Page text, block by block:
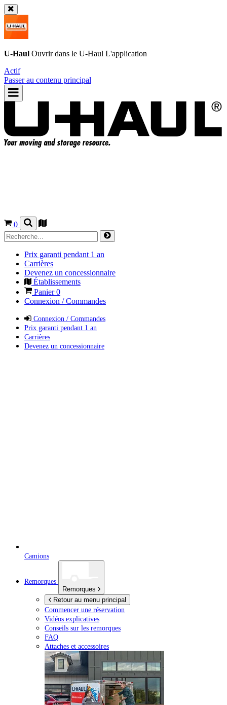
U-Haul Ouvrir dans le U-Haul L'application
Actif
Passer au contenu principal
0
Prix garanti pendant 1 an
Carrières
Devenez un concessionnaire
Établissements
Panier0
Connexion / Commandes
Connexion / Commandes
Prix garanti pendant 1 an
Carrières
Devenez un concessionnaire
Camions
Remorques
Remorques
Retour au menu principal
Commencer une réservation
Vidéos explicatives
Conseils sur les remorques
FAQ
Attaches et accessoires